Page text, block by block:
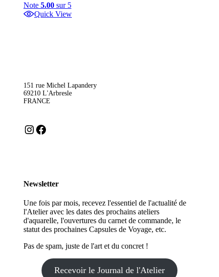
Note 5.00 sur 5
Quick View
151 rue Michel Lapandery
69210 L'Arbresle
FRANCE
Instagram Facebook
Newsletter
Une fois par mois, recevez l'essentiel de l'actualité de
l'Atelier avec les dates des prochains ateliers
d'aquarelle, l'ouvertures du carnet de commande, le
statut des prochaines Capsules de Voyage, etc.
Pas de spam, juste de l'art et du concret !
Recevoir le Journal de l'Atelier